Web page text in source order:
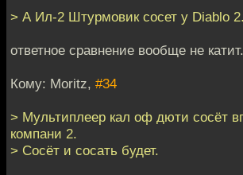
> А Ил-2 Штурмовик сосет у Diablo 2.
ответное сравнение вообще не катит.
Кому: Moritz, #34
> Мультиплеер кал оф дюти сосёт
компани 2.
> Сосёт и сосать будет.